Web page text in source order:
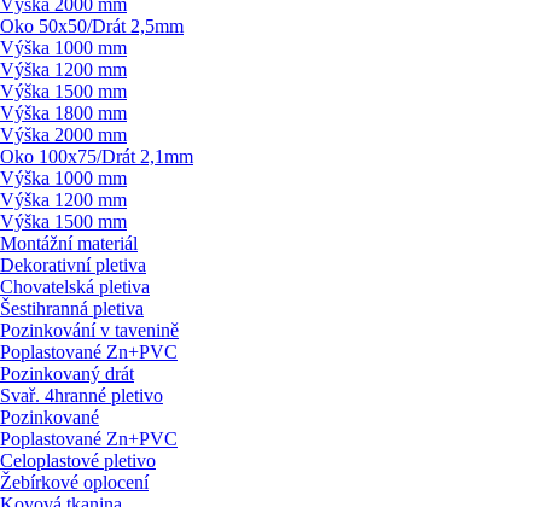
Výška 2000 mm
Oko 50x50/Drát 2,5mm
Výška 1000 mm
Výška 1200 mm
Výška 1500 mm
Výška 1800 mm
Výška 2000 mm
Oko 100x75/Drát 2,1mm
Výška 1000 mm
Výška 1200 mm
Výška 1500 mm
Montážní materiál
Dekorativní pletiva
Chovatelská pletiva
Šestihranná pletiva
Pozinkování v tavenině
Poplastované Zn+PVC
Pozinkovaný drát
Svař. 4hranné pletivo
Pozinkované
Poplastované Zn+PVC
Celoplastové pletivo
Žebírkové oplocení